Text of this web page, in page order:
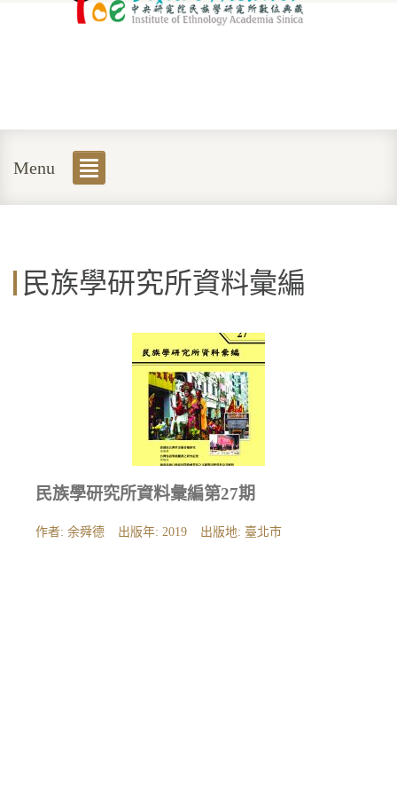
Menu
民族學研究所資料彙編
民族學研究所資料彙編第27期
作者: 余舜德 出版年: 2019 出版地: 臺北市